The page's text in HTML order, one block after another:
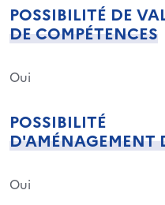
POSSIBILITÉ DE
DE COMPÉTENCES
Oui
POSSIBILITÉ
D'AMÉNAGEMENT
Oui